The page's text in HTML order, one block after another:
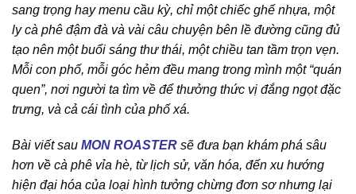
sang trọng hay menu cầu kỳ, chỉ một chiếc ghế nhựa, một
ly cà phê đậm đà và vài câu chuyện bên lề đường cũng đủ
tạo nên một buổi sáng thư thái, một chiều tan tầm trọn vẹn.
Mỗi con phố, mỗi góc hẻm đều mang trong mình một “quán
quen”, nơi người ta tìm về để thưởng thức vị đắng ngọt đặc
trưng, và cả cái tình của phố xá.
Bài viết sau MON ROASTER sẽ đưa bạn khám phá sâu
hơn về cà phê vỉa hè, từ lịch sử, văn hóa, đến xu hướng
hiện đại hóa của loại hình tưởng chừng đơn sơ nhưng lại